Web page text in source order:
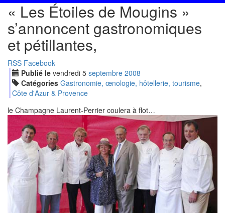
« Les Étoiles de Mougins »
s’annoncent gastronomiques
et pétillantes,
RSS Facebook
Publié le vendredi 5 septembre 2008
Catégories Gastronomie, œnologie, hôtellerie, tourisme,
Côte d'Azur & Provence
le Champagne Laurent-Perrier coulera à flot…